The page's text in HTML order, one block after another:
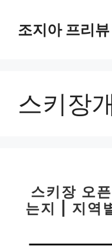
조지아 프리뷰
스키장
스키장 오
는지 | 지역